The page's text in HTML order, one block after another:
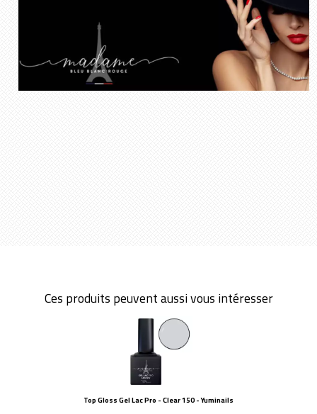
Ces produits peuvent aussi vous intéresser
Top Gloss Gel Lac Pro - Clear 150 - Yuminails